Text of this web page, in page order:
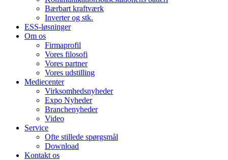
Bærbart kraftværk
Inverter og stk.
ESS-løsninger
Om os
Firmaprofil
Vores filosofi
Vores partner
Vores udstilling
Mediecenter
Virksomhedsnyheder
Expo Nyheder
Branchenyheder
Video
Service
Ofte stillede spørgsmål
Download
Kontakt os